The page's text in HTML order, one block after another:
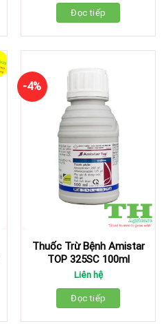
Đọc tiếp
-4%
Thuốc Trừ Bệnh Amistar
TOP 325SC 100ml
Liên hệ
Đọc tiếp